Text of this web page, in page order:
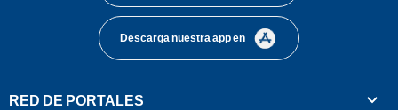
Descarga nuestra app en
RED DE PORTALES